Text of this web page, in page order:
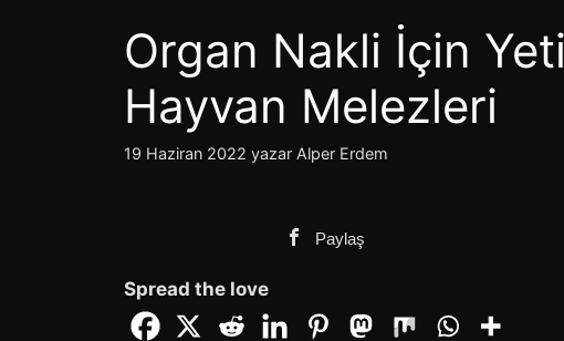
Organ Nakli İçin
Hayvan Melezleri
19 Haziran 2022 yazar Alper Erdem
Paylaş
Spread the love